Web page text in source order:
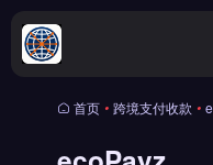
首页 • 跨境支付收款 •